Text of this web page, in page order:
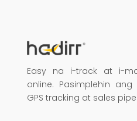
Easy na i-track at i-
online. Pasimplehin
GPS tracking at sales